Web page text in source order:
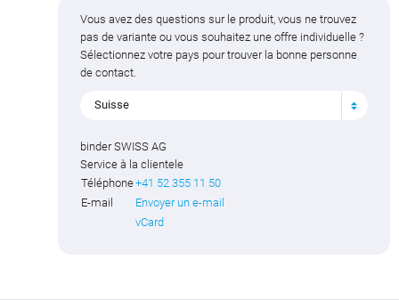
Vous avez des questions sur le produit, vous ne trouvez
pas de variante ou vous souhaitez une offre individuelle ?
Sélectionnez votre pays pour trouver la bonne personne
de contact.
Suisse
binder SWISS AG
Service à la clientele
Téléphone+41 52 355 11 50
E-mail
Envoyer un e-mail
vCard